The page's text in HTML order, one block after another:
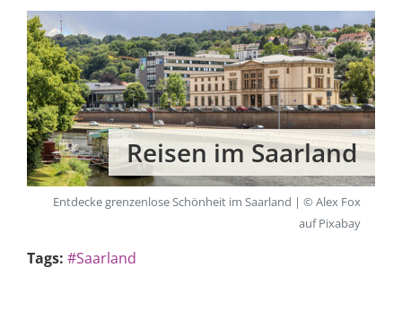
Reisen im Saarland
Entdecke grenzenlose Schönheit im Saarland | © Alex Fox
auf Pixabay
Tags: #Saarland